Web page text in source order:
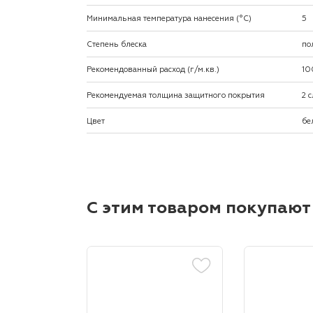
Минимальная температура нанесения (°С) 5
Степень блеска
Рекомендованный расход (г/м.кв.)
Рекомендуемая толщина защитного покрытия 2
Цвет
С этим товаром покупают